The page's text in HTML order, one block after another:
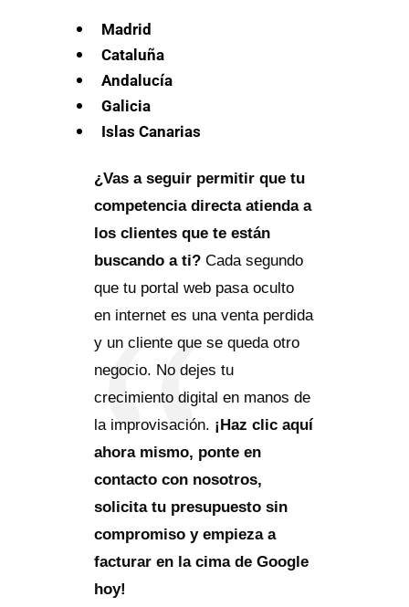
Madrid
Cataluña
Andalucía
Galicia
Islas Canarias
¿Vas a seguir permitir que tu
competencia directa atienda a
los clientes que te están
buscando a ti? Cada segundo
que tu portal web pasa oculto
en internet es una venta perdida
y un cliente que se queda otro
negocio. No dejes tu
crecimiento digital en manos de
la improvisación. ¡Haz clic aquí
ahora mismo, ponte en
contacto con nosotros,
solicita tu presupuesto sin
compromiso y empieza a
facturar en la cima de Google
hoy!